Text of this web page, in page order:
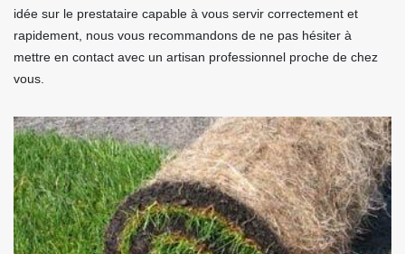
idée sur le prestataire capable à vous servir correctement et
rapidement, nous vous recommandons de ne pas hésiter à
mettre en contact avec un artisan professionnel proche de chez
vous.